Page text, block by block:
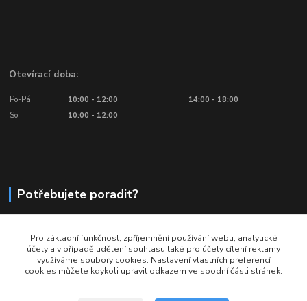
Otevírací doba:
Po-Pá: 10:00 - 12:00
14:00 - 18:00
So:
10:00 - 12:00
Potřebujete poradit?
Volejte: Po - Pá (10:00 - 18:00)
info@ragbyobchod.cz
Pro základní funkčnost, zpříjemnění používání webu, analytické
účely a v případě udělení souhlasu také pro účely cílení reklamy
využíváme soubory cookies. Nastavení vlastních preferencí
cookies můžete kdykoli upravit odkazem ve spodní části stránek.